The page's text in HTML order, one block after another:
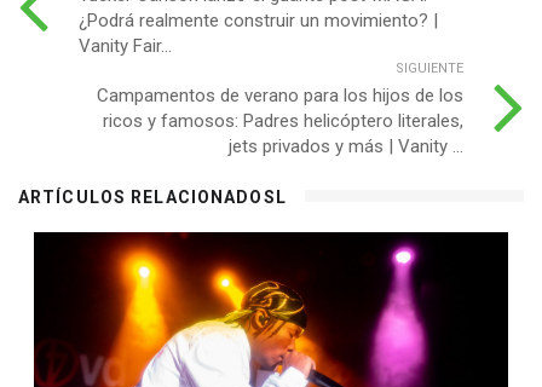
¿Podrá realmente construir un movimiento? |
Vanity Fair...
SIGUIENTE
Campamentos de verano para los hijos de los
ricos y famosos: Padres helicóptero literales,
jets privados y más | Vanity ...
ARTÍCULOS RELACIONADOSL